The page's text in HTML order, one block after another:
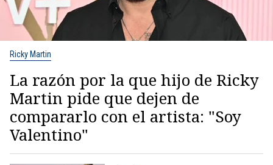
Ricky Martin
La razón por la que hijo de Ricky
Martin pide que dejen de
compararlo con el artista: "Soy
Valentino"